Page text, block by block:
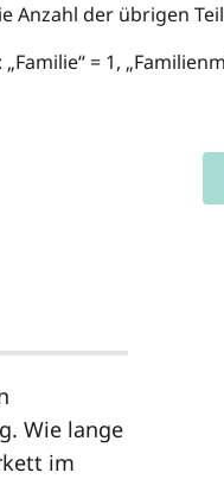
Anzahl der übrigen
= 1,
Wie lange
im